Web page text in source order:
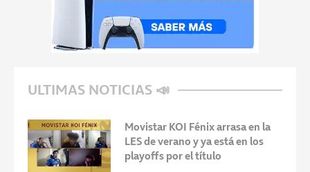
ULTIMAS NOTICIAS 📣
Movistar KOI Fénix arrasa en la
LES de verano y ya está en los
playoffs por el título